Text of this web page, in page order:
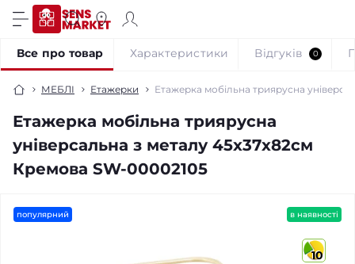
МЕБЛІ Етажерки Етажерка мобільна триярусна
Етажерка мобільна триярусна
універсальна з металу 45х37х82см
Кремова SW-00002105
Все про товар Характеристики Відгуків 0
популярний в наявності
10